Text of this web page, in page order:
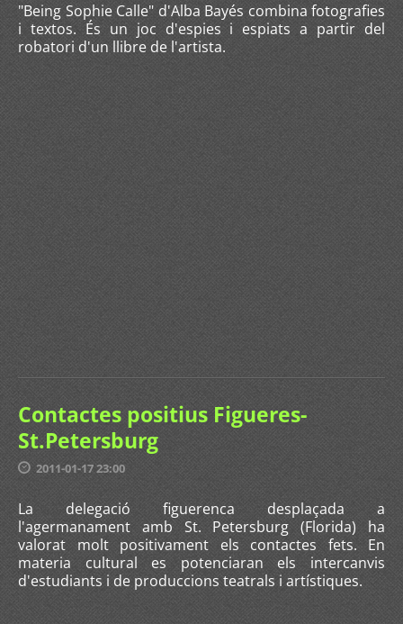
"Being Sophie Calle" d'Alba Bayés combina fotografies
i textos. És un joc d'espies i espiats a partir del
robatori d'un llibre de l'artista.
Contactes positius Figueres-
St.Petersburg
2011-01-17 23:00
La delegació figuerenca desplaçada a
l'agermanament amb St. Petersburg (Florida) ha
valorat molt positivament els contactes fets. En
materia cultural es potenciaran els intercanvis
d'estudiants i de produccions teatrals i artístiques.